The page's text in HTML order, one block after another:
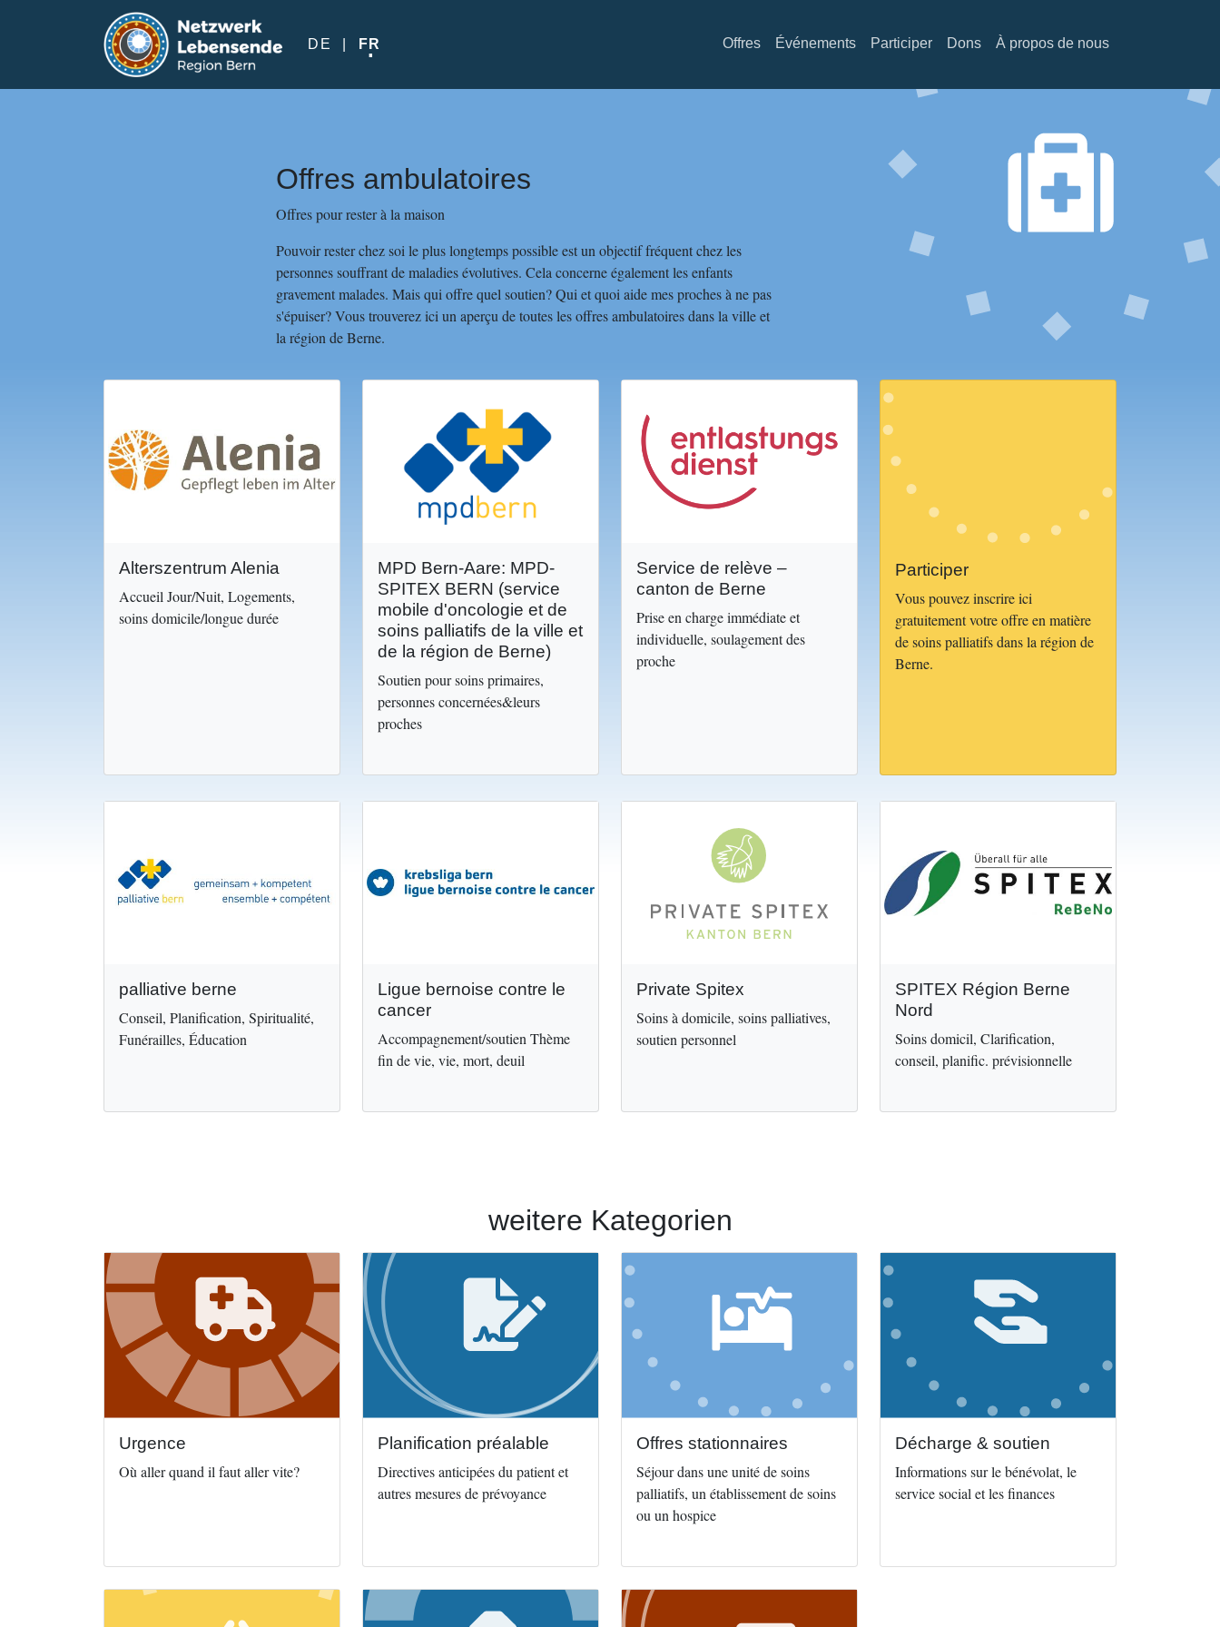
Aller au contenu principal
DE FR
Main navigation
Offres Événements Participer Dons À propos de nous
Offres ambulatoires
Offres pour rester à la maison
Pouvoir rester chez soi le plus longtemps possible est un objectif fréquent chez les
personnes souffrant de maladies évolutives. Cela concerne également les enfants
gravement malades. Mais qui offre quel soutien? Qui et quoi aide mes proches à ne pas
s'épuiser? Vous trouverez ici un aperçu de toutes les offres ambulatoires dans la ville et
la région de Berne.
Alterszentrum Alenia
Accueil Jour/Nuit, Logements,
soins domicile/longue durée
MPD Bern-Aare: MPD-
SPITEX BERN (service
mobile d'oncologie et de
soins palliatifs de la ville et
de la région de Berne)
Soutien pour soins primaires,
personnes concernées&leurs
proches
Service de relève –
canton de Berne
Prise en charge immédiate et
individuelle, soulagement des
proche
Participer
Vous pouvez inscrire ici
gratuitement votre offre en matière
de soins palliatifs dans la région de
Berne.
palliative berne
Conseil, Planification, Spiritualité,
Funérailles, Éducation
Ligue bernoise contre le
cancer
Accompagnement/soutien Thème
fin de vie, vie, mort, deuil
Private Spitex
Soins à domicile, soins palliatives,
soutien personnel
SPITEX Région Berne
Nord
Soins domicil, Clarification,
conseil, planific. prévisionnelle
weitere Kategorien
Image
Urgence
Où aller quand il faut aller vite?
Image
Planification préalable
Directives anticipées du patient et
autres mesures de prévoyance
Image
Offres stationnaires
Séjour dans une unité de soins
palliatifs, un établissement de soins
ou un hospice
Image
Décharge & soutien
Informations sur le bénévolat, le
service social et les finances
Image Image